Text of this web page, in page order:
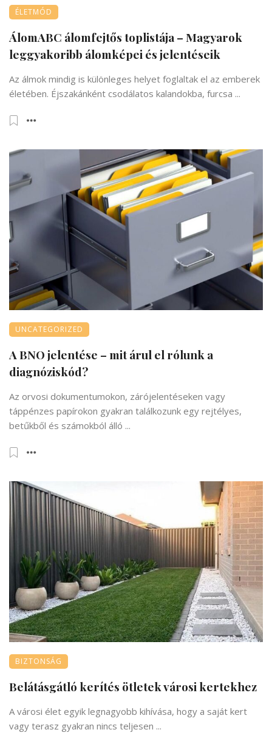
ÉLETMÓD
ÁlomABC álomfejtős toplistája – Magyarok
leggyakoribb álomképei és jelentéseik
Az álmok mindig is különleges helyet foglaltak el az emberek
életében. Éjszakánként csodálatos kalandokba, furcsa ...
UNCATEGORIZED
A BNO jelentése – mit árul el rólunk a
diagnóziskód?
Az orvosi dokumentumokon, zárójelentéseken vagy
táppénzes papírokon gyakran találkozunk egy rejtélyes,
betűkből és számokból álló ...
BIZTONSÁG
Belátásgátló kerítés ötletek városi kertekhez
A városi élet egyik legnagyobb kihívása, hogy a saját kert
vagy terasz gyakran nincs teljesen ...